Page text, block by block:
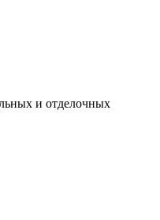
и отделочных